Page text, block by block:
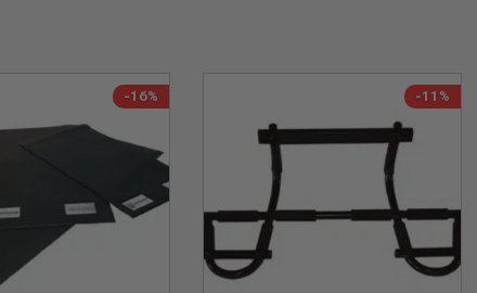
-16% -11%